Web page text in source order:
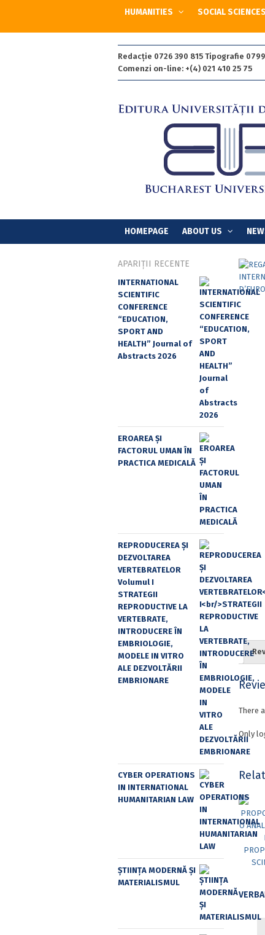
HUMANITIES SOCIAL SCIENCES
Redacție 0726 390 815 Tipografie
Comenzi on-line: +(4) 021 410 25 75
HOMEPAGE ABOUT US
There
Only
APARIȚII RECENTE
INTERNATIONAL
SCIENTIFIC
CONFERENCE
“EDUCATION,
SPORT AND
HEALTH” Journal of
Abstracts 2026
EROAREA ȘI
FACTORUL UMAN ÎN
PRACTICA MEDICALĂ
REPRODUCEREA ȘI
DEZVOLTAREA
VERTEBRATELOR
Volumul I
STRATEGII
REPRODUCTIVE LA
VERTEBRATE,
INTRODUCERE ÎN
EMBRIOLOGIE,
MODELE IN VITRO
ALE DEZVOLTĂRII
EMBRIONARE
CYBER OPERATIONS
IN INTERNATIONAL
HUMANITARIAN LAW
ȘTIINȚA MODERNĂ ȘI
MATERIALISMUL